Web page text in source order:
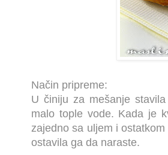
Način pripreme:
U činiju za mešanje
malo tople vode. Kada je
zajedno sa uljem i
ostavila ga da naraste.